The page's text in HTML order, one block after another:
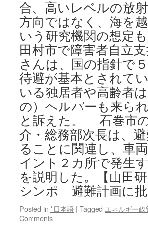
合、高いレベルの放
方向ではなく、海を
いう研究機関の想定
田村市で障害者自立
さんは、国の指針で
待避が基本とされて
いる独居者や高齢者
の）ヘルパーも来ら
と訴えた。 石巻市
介・総務部次長は、
ることに関連し、車
イント２カ所で発生
を説明した。【山田
シンポ 避難計画に
Posted in *日本語 | Tagged エネルギー政
Comments